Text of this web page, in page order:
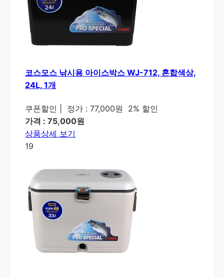
코스모스 낚시용 아이스박스 WJ-712, 혼합색상,
24L, 1개
쿠폰할인 정가 : 77,000원
2% 할인
가격 : 75,000원
상품상세 보기
19